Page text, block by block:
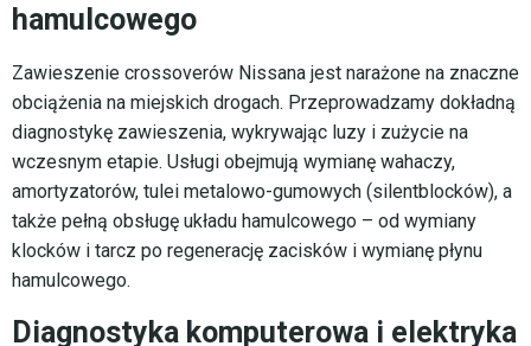
hamulcowego
Zawieszenie crossoverów Nissana jest narażone na znaczne
obciążenia na miejskich drogach. Przeprowadzamy dokładną
diagnostykę zawieszenia, wykrywając luzy i zużycie na
wczesnym etapie. Usługi obejmują wymianę wahaczy,
amortyzatorów, tulei metalowo-gumowych (silentblocków), a
także pełną obsługę układu hamulcowego – od wymiany
klocków i tarcz po regenerację zacisków i wymianę płynu
hamulcowego.
Diagnostyka komputerowa i elektryka